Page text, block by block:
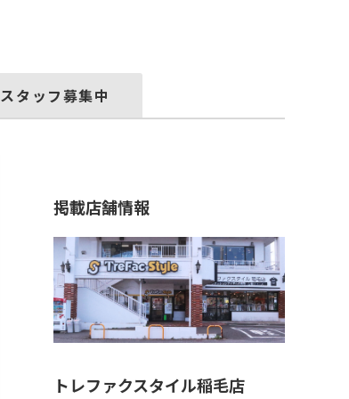
スタッフ募集中
掲載店舗情報
トレファクスタイル稲毛店